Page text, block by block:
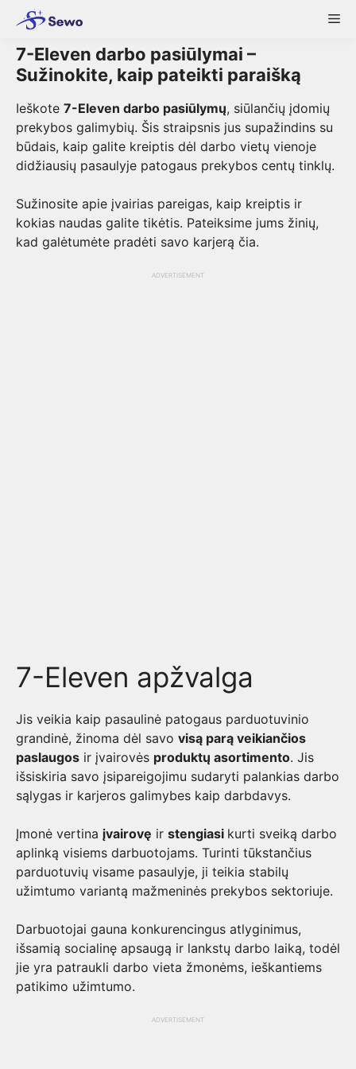
content
7-Eleven darbo pasiūlymai –
Sužinokite, kaip pateikti paraišką
Ieškote 7-Eleven darbo pasiūlymų, siūlančių įdomių
prekybos galimybių. Šis straipsnis jus supažindins su
būdais, kaip galite kreiptis dėl darbo vietų vienoje
didžiausių pasaulyje patogaus prekybos centų tinklų.
Sužinosite apie įvairias pareigas, kaip kreiptis ir
kokias naudas galite tikėtis. Pateiksime jums žinių,
kad galėtumėte pradėti savo karjerą čia.
ADVERTISEMENT
7-Eleven apžvalga
Jis veikia kaip pasaulinė patogaus parduotuvinio
grandinė, žinoma dėl savo visą parą veikiančios
paslaugos ir įvairovės produktų asortimento. Jis
išsiskiria savo įsipareigojimu sudaryti palankias darbo
sąlygas ir karjeros galimybes kaip darbdavys.
Įmonė vertina įvairovę ir stengiasi kurti sveiką darbo
aplinką visiems darbuotojams. Turinti tūkstančius
parduotuvių visame pasaulyje, ji teikia stabilų
užimtumo variantą mažmeninės prekybos sektoriuje.
Darbuotojai gauna konkurencingus atlyginimus,
išsamią socialinę apsaugą ir lankstų darbo laiką, todėl
jie yra patraukli darbo vieta žmonėms, ieškantiems
patikimo užimtumo.
ADVERTISEMENT